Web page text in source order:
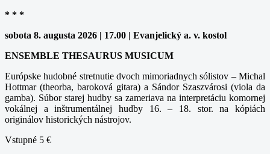
* * *
sobota 8. augusta 2026 | 17.00 | Evanjelický a. v. kostol
ENSEMBLE THESAURUS MUSICUM
Európske hudobné stretnutie dvoch mimoriadnych sólistov – Michal
Hottmar (theorba, baroková gitara) a Sándor Szaszvárosi (viola da
gamba). Súbor starej hudby sa zameriava na interpretáciu komornej
vokálnej a inštrumentálnej hudby 16. – 18. stor. na kópiách
originálov historických nástrojov.
Vstupné 5 €